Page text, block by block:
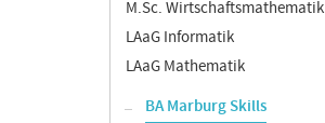
M.Sc. Wirtschaftsmathematik
LAaG Informatik
LAaG Mathematik
BA Marburg Skills